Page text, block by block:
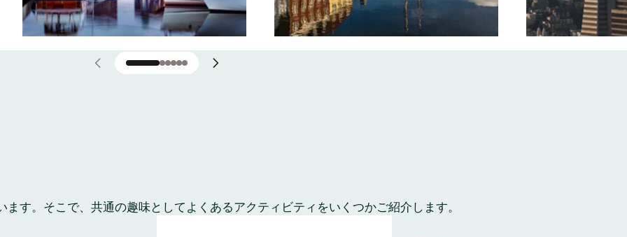
す。そこで、共通の趣味としてよくあるアクティビティをいくつかご紹介します。